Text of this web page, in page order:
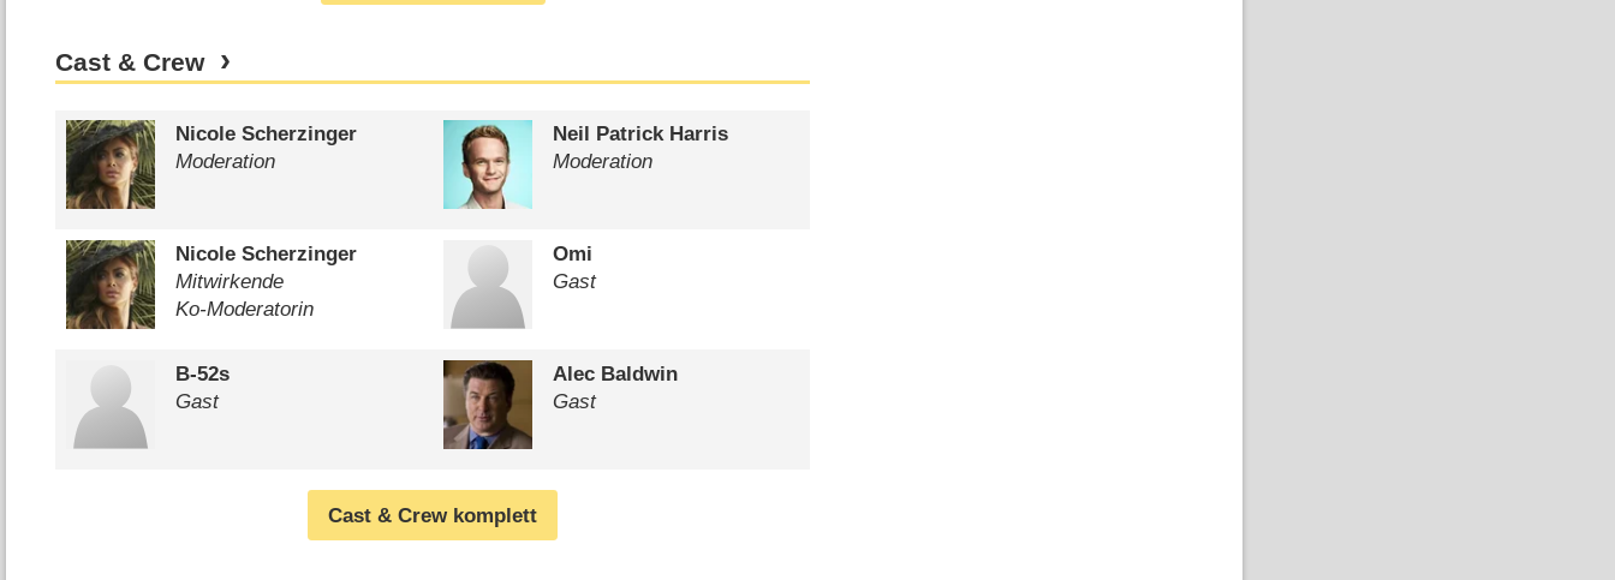
Cast & Crew
Nicole Scherzinger
Moderation
Neil Patrick Harris
Moderation
Nicole Scherzinger
Mitwirkende
Ko-Moderatorin
Omi
Gast
B-52s
Gast
Alec Baldwin
Gast
Cast & Crew komplett